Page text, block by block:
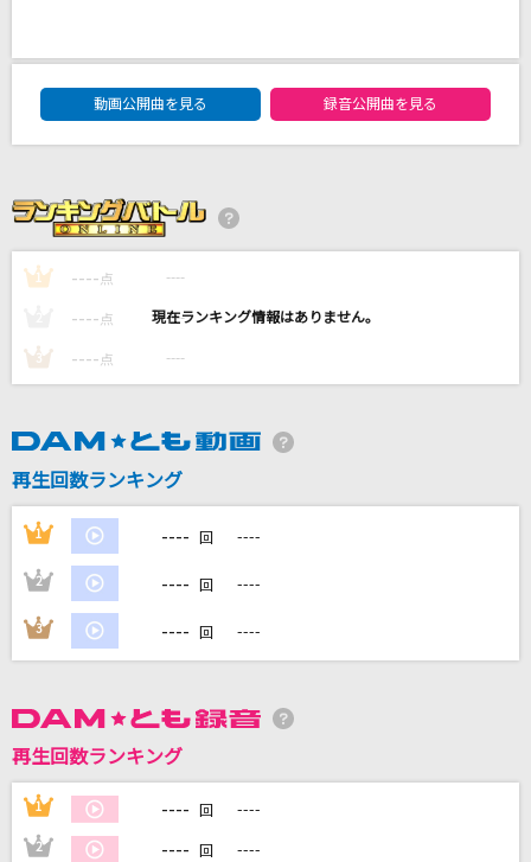
[生音]桜
北川理恵
[生音]乙女どもよ。
CHiCO with HoneyWorks
そっくりさん
嵐(アラシ)
カラオケ最新情報をチェック！
DAM★ともボーカルエントリーランキング
動画公開曲を見る
録音公開曲を見る
1 ---- 点 ----
---- 点 ----
3 ---- 点 ----
再生回数ランキング
1 ---- 回 ----
2 ---- 回 ----
3 ---- 回 ----
再生回数ランキング
1 ---- 回 ----
2 ---- 回 ----